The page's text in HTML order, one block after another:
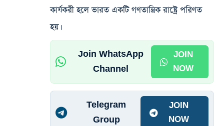
কার্যকরী হলে ভারত একটি গণতান্ত্রিক রাষ্ট্রে পরিণত
হয়।
Join WhatsApp
Channel
JOIN
NOW
Telegram
Group
JOIN
NOW